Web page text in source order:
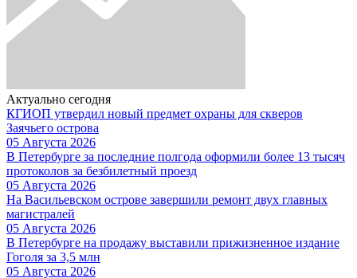
Актуально сегодня
КГИОП утвердил новый предмет охраны для скверов
Заячьего острова
05 Августа 2026
В Петербурге за последние полгода оформили более 13 тысяч
протоколов за безбилетный проезд
05 Августа 2026
На Васильевском острове завершили ремонт двух главных
магистралей
05 Августа 2026
В Петербурге на продажу выставили прижизненное издание
Гоголя за 3,5 млн
05 Августа 2026